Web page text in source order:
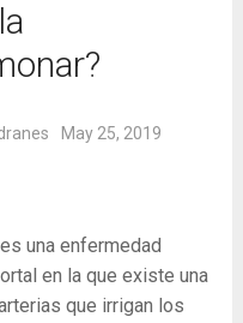
May 25, 2019
una enfermedad
en la que existe una
que irrigan los